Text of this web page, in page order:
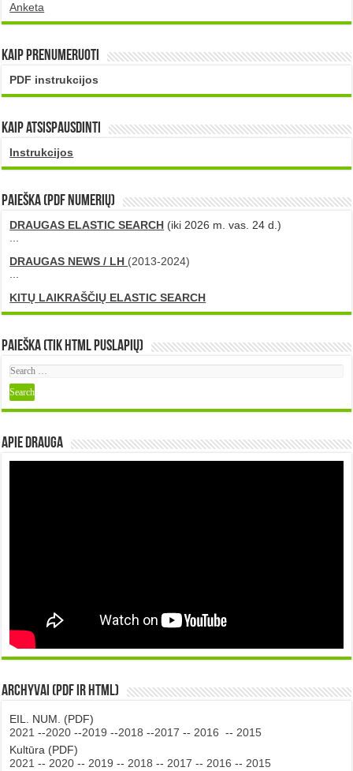
Anketa
Kaip prenumeruoti
PDF instrukcijos
Kaip atsispausdinti
Instrukcijos
PAIEŠKA (PDF numerių)
DRAUGAS ELASTIC SEARCH (iki 2026 m. vas. 24 d.)
DRAUGAS NEWS / LH (2013-2024)
KITŲ LAIKRAŠČIŲ ELASTIC SEARCH
Paieška (tik HTML puslapių)
Apie DRAUGA
Archyvai (PDF ir HTML)
EIL. NUM. (PDF)
2021 --2020 --2019 --2018 --2017 -- 2016 -- 2015
Kultūra (PDF)
2021 -- 2020 -- 2019 -- 2018 -- 2017 -- 2016 -- 2015